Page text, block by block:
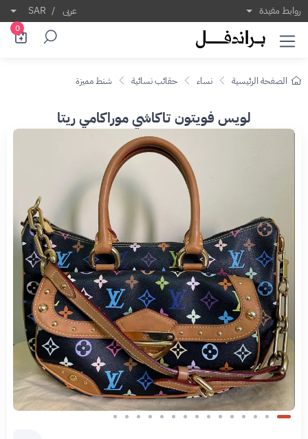
روابط مفيدة عربى /
SAR
0
الصفحة الرئيسية نساء حقائب نسائية شنط مميزة
لويس فويتون تاكاشي موراكامي ريتا
Slide 1 of 15